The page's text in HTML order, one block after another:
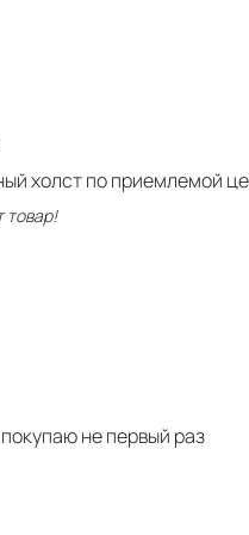
холст по приемлемой
товар!
не первый раз